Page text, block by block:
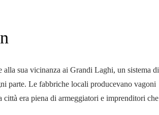
sua vicinanza ai Grandi Laghi, un sistema di
parte. Le fabbriche locali producevano vagoni
era piena di armeggiatori e imprenditori che